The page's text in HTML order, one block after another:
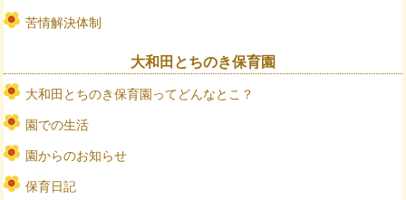
苦情解決体制
大和田とちのき保育園
大和田とちのき保育園ってどんなとこ？
園での生活
園からのお知らせ
保育日記